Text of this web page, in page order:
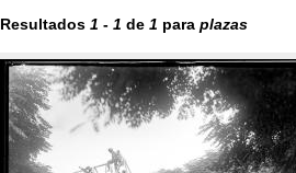
Resultados 1 - 1 de 1 para plazas